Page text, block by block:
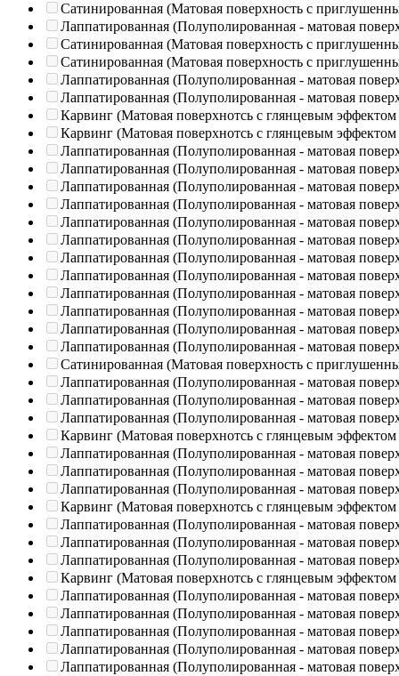
Сатинированная (Матовая поверхность с
Лаппатированная (Полуполированная - матовая
Сатинированная (Матовая поверхность с
Сатинированная (Матовая поверхность с
Лаппатированная (Полуполированная - матовая
Лаппатированная (Полуполированная - матовая
Карвинг (Матовая поверхнотсь с глянцевым эффектом
Карвинг (Матовая поверхнотсь с глянцевым эффектом
Лаппатированная (Полуполированная - матовая
Лаппатированная (Полуполированная - матовая
Лаппатированная (Полуполированная - матовая
Лаппатированная (Полуполированная - матовая
Лаппатированная (Полуполированная - матовая
Лаппатированная (Полуполированная - матовая
Лаппатированная (Полуполированная - матовая
Лаппатированная (Полуполированная - матовая
Лаппатированная (Полуполированная - матовая
Лаппатированная (Полуполированная - матовая
Лаппатированная (Полуполированная - матовая
Лаппатированная (Полуполированная - матовая
Сатинированная (Матовая поверхность с
Лаппатированная (Полуполированная - матовая
Лаппатированная (Полуполированная - матовая
Лаппатированная (Полуполированная - матовая
Карвинг (Матовая поверхнотсь с глянцевым эффектом
Лаппатированная (Полуполированная - матовая
Лаппатированная (Полуполированная - матовая
Лаппатированная (Полуполированная - матовая
Карвинг (Матовая поверхнотсь с глянцевым эффектом
Лаппатированная (Полуполированная - матовая
Лаппатированная (Полуполированная - матовая
Лаппатированная (Полуполированная - матовая
Карвинг (Матовая поверхнотсь с глянцевым эффектом
Лаппатированная (Полуполированная - матовая
Лаппатированная (Полуполированная - матовая
Лаппатированная (Полуполированная - матовая
Лаппатированная (Полуполированная - матовая
Лаппатированная (Полуполированная - матовая